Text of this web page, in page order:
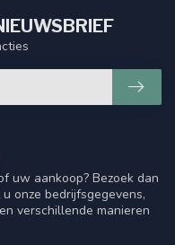
uw aankoop? Bezoek dan
onze bedrijfsgegevens,
verschillende manieren